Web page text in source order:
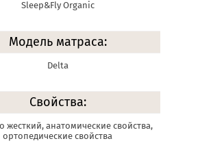
Sleep&Fly Organic
Модель матраса:
Delta
Свойства:
жесткий, анатомические свойства,
ортопедические свойства